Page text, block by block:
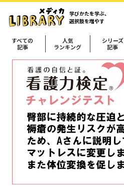
学びかたを学ぶ、
選択肢を増やす
すべての
記事
人気
ランキング
シリーズ
記事